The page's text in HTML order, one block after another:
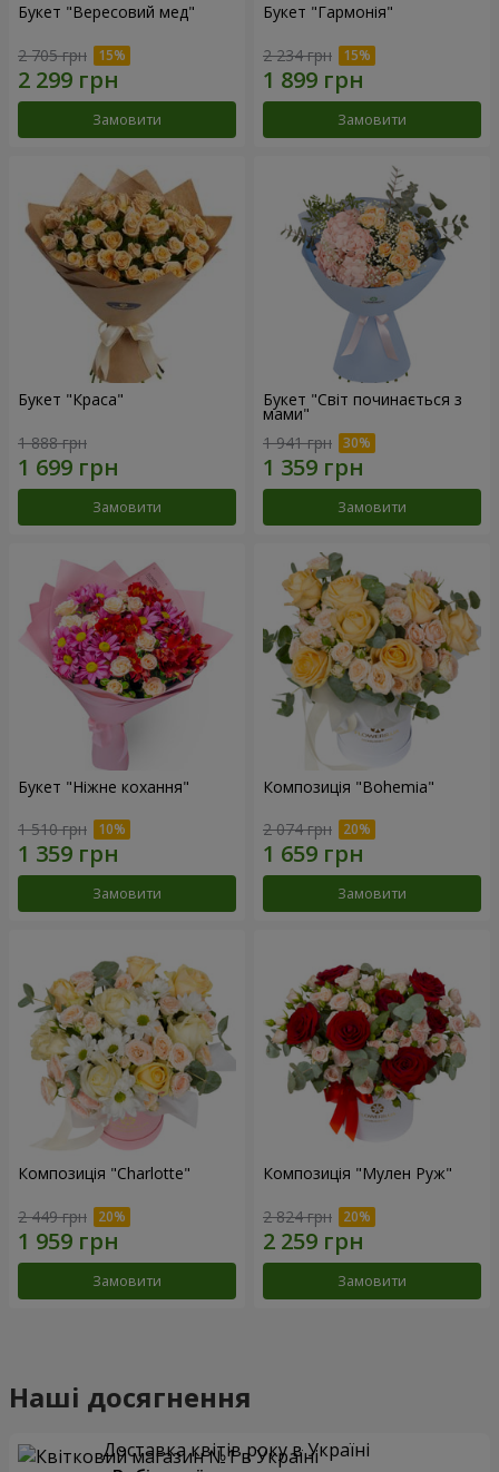
Букет "Вересовий мед"
2 705 грн
Замовити
Букет "Гармонія"
2 234 грн
Замовити
Букет "Краса"
1 888 грн
Замовити
Букет "Світ починається з
мами"
1 941 грн
Замовити
Букет "Ніжне кохання"
1 510 грн
Замовити
Композиція "Bohemia"
2 074 грн
Замовити
Композиція "Charlotte"
2 449 грн
Замовити
Композиція "Мулен Руж"
2 824 грн
Замовити
Наші досягнення
Доставка квітів року в Україні